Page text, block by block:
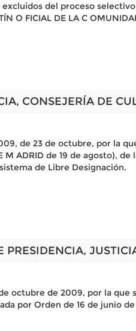
del proceso
O FICIAL DE LA C
CONSEJERÍA DE
de 23 de octubre, por la
M ADRID de 19 de agosto),
de Libre Designación.
PRESIDENCIA,
octubre de 2009, por la
por Orden de 16 de junio